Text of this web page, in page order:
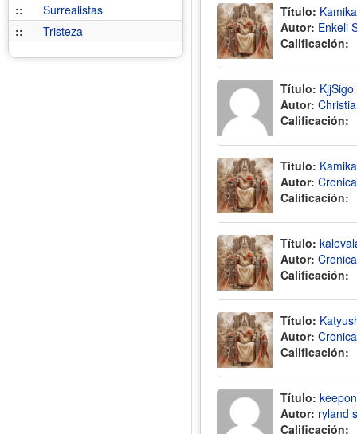
::
Surrealistas
::
Tristeza
Título:
Autor: Enkeli
Calificación:
Título:
Autor:
Calificación:
Título:
Autor:
Calificación:
Título:
Autor:
Calificación:
Título:
Autor:
Calificación:
Título:
Autor: ryland
Calificación: